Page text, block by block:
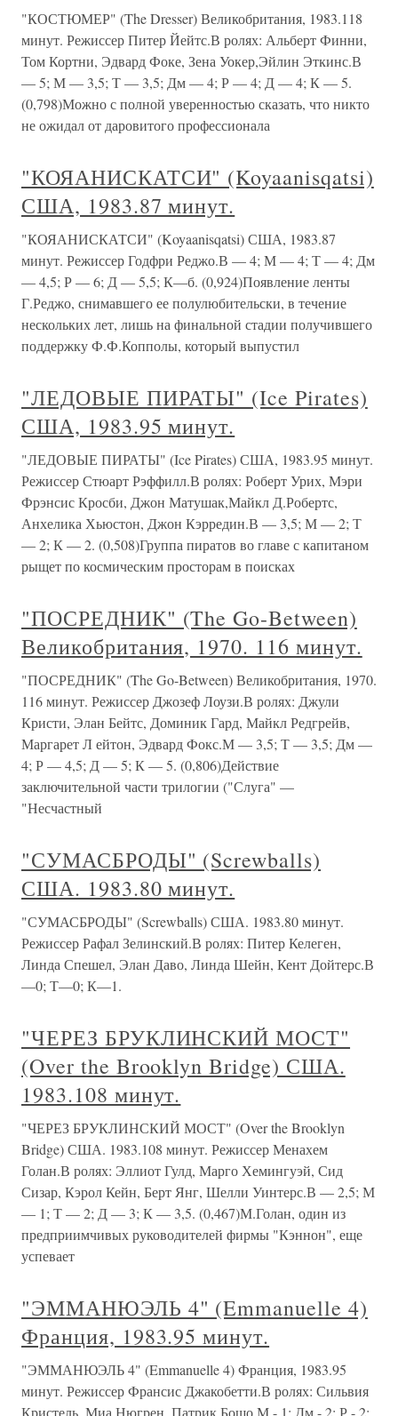
"КОСТЮМЕР" (The Dresser) Великобритания, 1983.118
минут. Режиссер Питер Йейтс.В ролях: Альберт Финни,
Том Кортни, Эдвард Фоке, Зена Уокер,Эйлин Эткинс.В
— 5; М — 3,5; Т — 3,5; Дм — 4; Р — 4; Д — 4; К — 5.
(0,798)Можно с полной уверенностью сказать, что никто
не ожидал от даровитого профессионала
"КОЯАНИСКАТСИ" (Koyaanisqatsi)
США, 1983.87 минут.
"КОЯАНИСКАТСИ" (Koyaanisqatsi) США, 1983.87
минут. Режиссер Годфри Реджо.В — 4; М — 4; Т — 4; Дм
— 4,5; Р — 6; Д — 5,5; К—б. (0,924)Появление ленты
Г.Реджо, снимавшего ее полулюбительски, в течение
нескольких лет, лишь на финальной стадии получившего
поддержку Ф.Ф.Копполы, который выпустил
"ЛЕДОВЫЕ ПИРАТЫ" (Ice Pirates)
США, 1983.95 минут.
"ЛЕДОВЫЕ ПИРАТЫ" (Ice Pirates) США, 1983.95 минут.
Режиссер Стюарт Рэффилл.В ролях: Роберт Урих, Мэри
Фрэнсис Кросби, Джон Матушак,Майкл Д.Робертс,
Анхелика Хьюстон, Джон Кэрредин.В — 3,5; М — 2; Т
— 2; К — 2. (0,508)Группа пиратов во главе с капитаном
рыщет по космическим просторам в поисках
"ПОСРЕДНИК" (The Go-Between)
Великобритания, 1970. 116 минут.
"ПОСРЕДНИК" (The Go-Between) Великобритания, 1970.
116 минут. Режиссер Джозеф Лоузи.В ролях: Джули
Кристи, Элан Бейтс, Доминик Гард, Майкл Редгрейв,
Маргарет Л ейтон, Эдвард Фокс.М — 3,5; Т — 3,5; Дм —
4; Р — 4,5; Д — 5; К — 5. (0,806)Действие
заключительной части трилогии ("Слуга" —
"Несчастный
"СУМАСБРОДЫ" (Screwballs)
США. 1983.80 минут.
"СУМАСБРОДЫ" (Screwballs) США. 1983.80 минут.
Режиссер Рафал Зелинский.В ролях: Питер Келеген,
Линда Спешел, Элан Даво, Линда Шейн, Кент Дойтерс.В
—0; Т—0; К—1.
"ЧЕРЕЗ БРУКЛИНСКИЙ МОСТ"
(Over the Brooklyn Bridge) США.
1983.108 минут.
"ЧЕРЕЗ БРУКЛИНСКИЙ МОСТ" (Over the Brooklyn
Bridge) США. 1983.108 минут. Режиссер Менахем
Голан.В ролях: Эллиот Гулд, Марго Хемингуэй, Сид
Сизар, Кэрол Кейн, Берт Янг, Шелли Уинтерс.В — 2,5; М
— 1; Т — 2; Д — 3; К — 3,5. (0,467)М.Голан, один из
предприимчивых руководителей фирмы "Кэннон", еще
успевает
"ЭММАНЮЭЛЬ 4" (Emmanuelle 4)
Франция, 1983.95 минут.
"ЭММАНЮЭЛЬ 4" (Emmanuelle 4) Франция, 1983.95
минут. Режиссер Франсис Джакобетти.В ролях: Сильвия
Кристель, Миа Нюгрен, Патрик Бошо.М - 1; Дм - 2; Р - 2;